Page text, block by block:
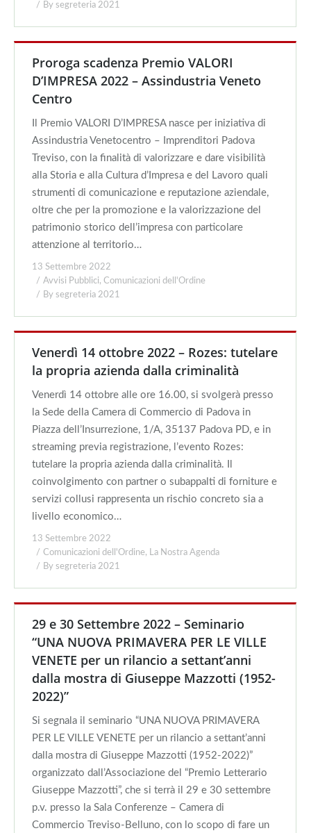
By segreteria 2021
Proroga scadenza Premio VALORI
D’IMPRESA 2022 – Assindustria Veneto
Centro
Il Premio VALORI D’IMPRESA nasce per iniziativa di
Assindustria Venetocentro – Imprenditori Padova
Treviso, con la finalità di valorizzare e dare visibilità
alla Storia e alla Cultura d’Impresa e del Lavoro quali
strumenti di comunicazione e reputazione aziendale,
oltre che per la promozione e la valorizzazione del
patrimonio storico dell’impresa con particolare
attenzione al territorio…
13 Settembre 2022
Avvisi Pubblici, Comunicazioni dell'Ordine
By segreteria 2021
Venerdì 14 ottobre 2022 – Rozes: tutelare
la propria azienda dalla criminalità
Venerdì 14 ottobre alle ore 16.00, si svolgerà presso
la Sede della Camera di Commercio di Padova in
Piazza dell’Insurrezione, 1/A, 35137 Padova PD, e in
streaming previa registrazione, l’evento Rozes:
tutelare la propria azienda dalla criminalità. Il
coinvolgimento con partner o subappalti di forniture e
servizi collusi rappresenta un rischio concreto sia a
livello economico…
13 Settembre 2022
Comunicazioni dell'Ordine, La Nostra Agenda
By segreteria 2021
29 e 30 Settembre 2022 – Seminario
“UNA NUOVA PRIMAVERA PER LE VILLE
VENETE per un rilancio a settant’anni
dalla mostra di Giuseppe Mazzotti (1952-
2022)”
Si segnala il seminario “UNA NUOVA PRIMAVERA
PER LE VILLE VENETE per un rilancio a settant’anni
dalla mostra di Giuseppe Mazzotti (1952-2022)”
organizzato dall’Associazione del “Premio Letterario
Giuseppe Mazzotti”, che si terrà il 29 e 30 settembre
p.v. presso la Sala Conferenze – Camera di
Commercio Treviso-Belluno, con lo scopo di fare un